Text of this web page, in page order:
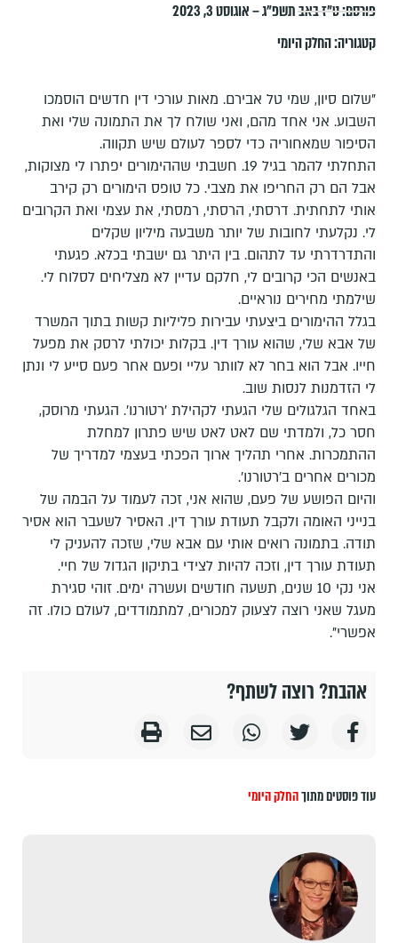
פורסם:ט״ז באב תשפ״ג – אוגוסט 3, 2023
קטגוריה:החלק היומי
"שלום סיון, שמי טל אבירם. מאות עורכי דין חדשים הוסמכו
השבוע. אני אחד מהם, ואני שולח לך את התמונה שלי ואת
הסיפור שמאחוריה כדי לספר לעולם שיש תקווה.
התחלתי להמר בגיל 19. חשבתי שההימורים יפתרו לי מצוקות,
אבל הם רק החריפו את מצבי. כל טופס הימורים רק קירב
אותי לתחתית. דרסתי, הרסתי, רמסתי, את עצמי ואת הקרובים
לי. נקלעתי לחובות של יותר משבעה מיליון שקלים
והתדרדרתי עד לתהום. בין היתר גם ישבתי בכלא. פגעתי
באנשים הכי קרובים לי, חלקם עדיין לא מצליחים לסלוח לי.
שילמתי מחירים נוראיים.
בגלל ההימורים ביצעתי עבירות פליליות קשות בתוך המשרד
של אבא שלי, שהוא עורך דין. בקלות יכולתי לרסק את מפעל
חייו. אבל הוא בחר לא לוותר עליי ופעם אחר פעם סייע לי ונתן
לי הזדמנות לנסות שוב.
באחד הגלגולים שלי הגעתי לקהילת 'רטורנו'. הגעתי מרוסק,
חסר כל, ולמדתי שם לאט לאט שיש פתרון למחלת
ההתמכרות. אחרי תהליך ארוך הפכתי בעצמי למדריך של
מכורים אחרים ב'רטורנו'.
והיום הפושע של פעם, שהוא אני, זכה לעמוד על הבמה של
בנייני האומה ולקבל תעודת עורך דין. האסיר לשעבר הוא אסיר
תודה. בתמונה רואים אותי עם אבא שלי, שזכה להעניק לי
תעודת עורך דין, וזכה להיות לצידי בתיקון הגדול של חיי.
אני נקי 10 שנים, תשעה חודשים ועשרה ימים. זוהי סגירת
מעגל שאני רוצה לצעוק למכורים, למתמודדים, לעולם כולו. זה
אפשרי".
אהבת? רוצה לשתף?
עוד פוסטים מתוךהחלק היומי